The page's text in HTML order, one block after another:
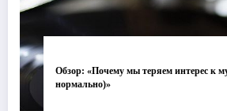
Обзор: «Почему мы теряем интерес к
нормально)»